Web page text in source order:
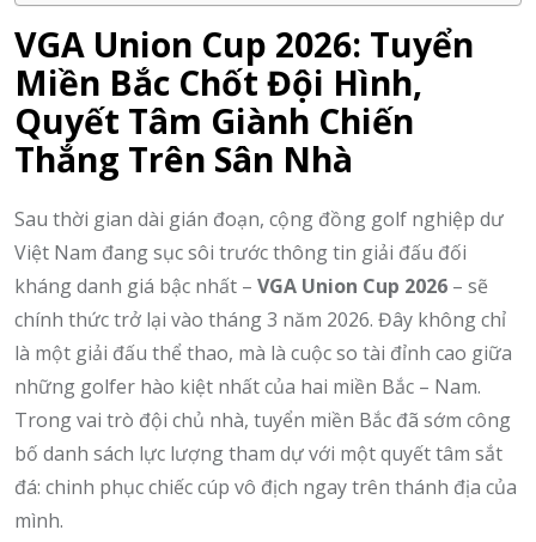
VGA Union Cup 2026: Tuyển
Miền Bắc Chốt Đội Hình,
Quyết Tâm Giành Chiến
Thắng Trên Sân Nhà
Sau thời gian dài gián đoạn, cộng đồng golf nghiệp dư
Việt Nam đang sục sôi trước thông tin giải đấu đối
kháng danh giá bậc nhất – VGA Union Cup 2026 – sẽ
chính thức trở lại vào tháng 3 năm 2026. Đây không chỉ
là một giải đấu thể thao, mà là cuộc so tài đỉnh cao giữa
những golfer hào kiệt nhất của hai miền Bắc – Nam.
Trong vai trò đội chủ nhà, tuyển miền Bắc đã sớm công
bố danh sách lực lượng tham dự với một quyết tâm sắt
đá: chinh phục chiếc cúp vô địch ngay trên thánh địa của
mình.